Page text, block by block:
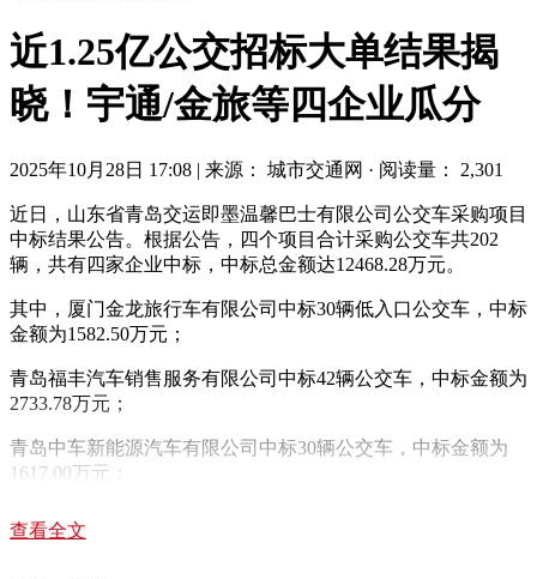
近1.25亿公交招标大单结果揭
晓！宇通/金旅等四企业瓜分
2025年10月28日 17:08 | 来源： 城市交通网 · 阅读量： 2,301
近日，山东省青岛交运即墨温馨巴士有限公司公交车采购项目
中标结果公告。根据公告，四个项目合计采购公交车共202
辆，共有四家企业中标，中标总金额达12468.28万元。
其中，厦门金龙旅行车有限公司中标30辆低入口公交车，中标
金额为1582.50万元；
青岛福丰汽车销售服务有限公司中标42辆公交车，中标金额为
2733.78万元；
青岛中车新能源汽车有限公司中标30辆公交车，中标金额为
1617.00万元；
宇通客车股份有限公司中标100辆公交车，中标金额为6535.00
万元。
查看全文